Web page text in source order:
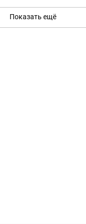
Показать ещё